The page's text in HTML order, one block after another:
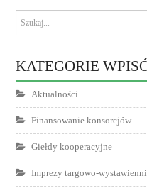
KATEGORIE
Aktualności
Finansowanie konsorcjów
Giełdy kooperacyjne
Imprezy targowo-